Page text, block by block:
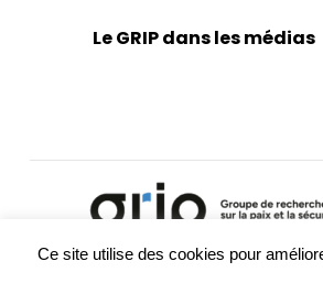
Le GRIP dans les médias
Ce site utilise des cookies pour